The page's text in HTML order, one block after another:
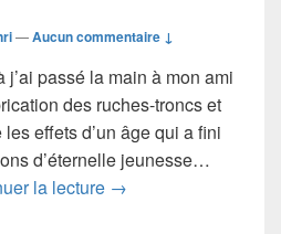
—Aucun commentaire ↓
passé la main à mon ami
des ruches-troncs et
effets d’un âge qui a fini
d’éternelle jeunesse…
la lecture Un site nouveau à
→